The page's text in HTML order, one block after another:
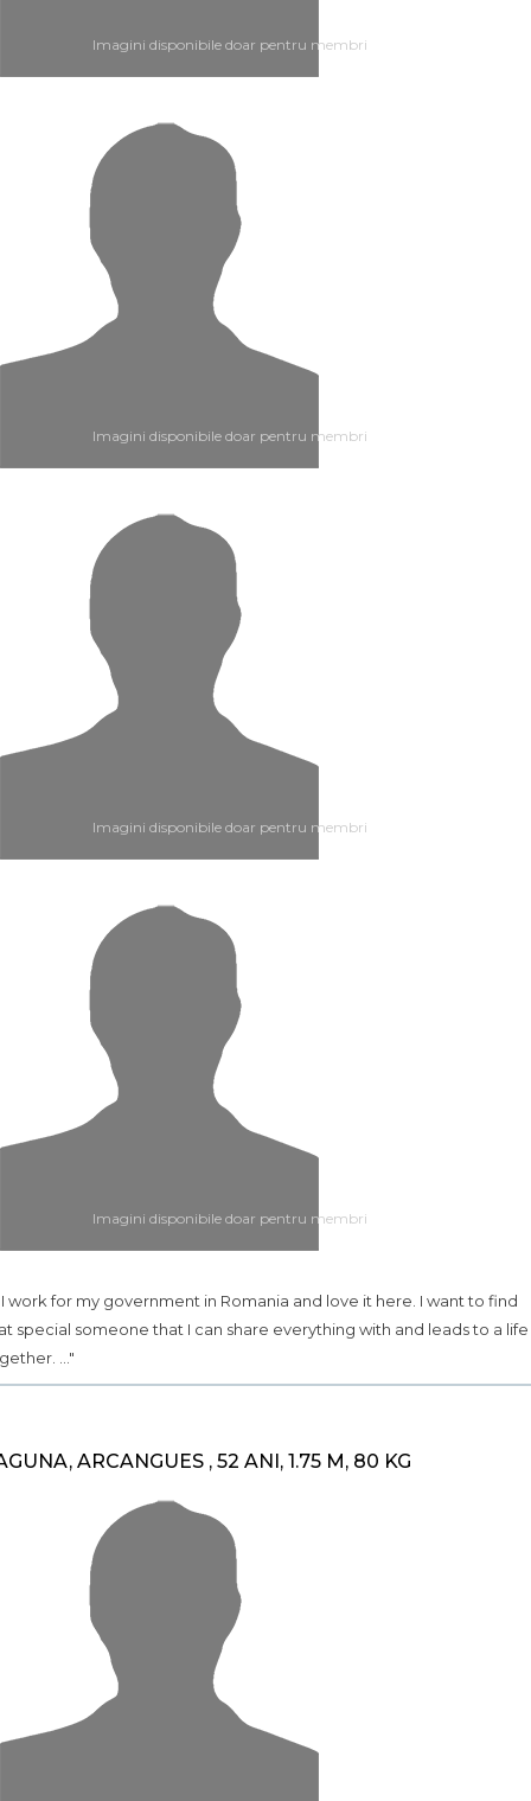
Imagini disponibile doar pentru membri
Imagini disponibile doar pentru membri
Imagini disponibile doar pentru membri
Imagini disponibile doar pentru membri
I work for my government in Romania and love it here. I want to find
special someone that I can share everything with and leads to a life
..."
ARCANGUES , 52 ANI, 1.75 M, 80 KG